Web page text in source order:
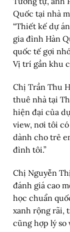
Quốc tại nhà
“Thiết kế dự
gia đình Hàn
quốc tế gợi
Vị trí gần khu
Chị Trần Thu
thuê nhà tại
hiện đại của
view, nơi tôi
dành cho trẻ
đình tôi.”
Chị Nguyễn
đánh giá cao
học chuẩn
xanh rộng rãi,
cũng hợp lý so